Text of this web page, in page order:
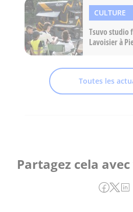
CULTURE
Tsuvo
Lavoisier à
Toutes les
Partagez cela